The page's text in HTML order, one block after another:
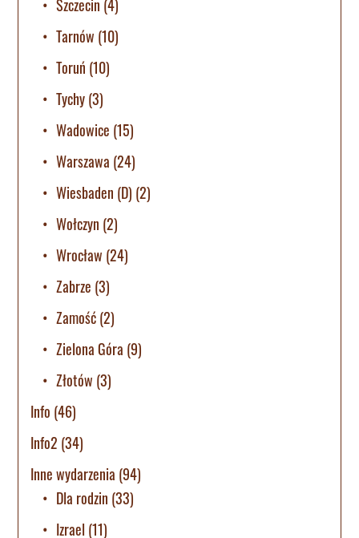
Szczecin (4)
Tarnów (10)
Toruń (10)
Tychy(3)
Wadowice (15)
Warszawa (24)
Wiesbaden (D) (2)
Wołczyn (2)
Wrocław (24)
Zabrze (3)
Zamość(2)
Zielona Góra (9)
Złotów (3)
Info (46)
Info2 (34)
Inne wydarzenia (94)
Dla rodzin (33)
Izrael (11)